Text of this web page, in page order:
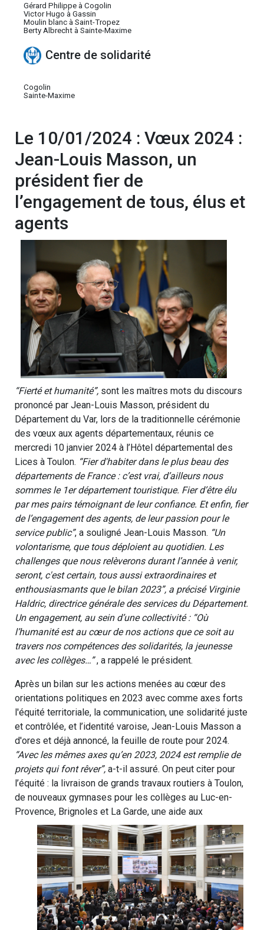
Gérard Philippe à Cogolin
Victor Hugo à Gassin
Moulin blanc à Saint-Tropez
Berty Albrecht à Sainte-Maxime
Centre de solidarité
Cogolin
Sainte-Maxime
Le 10/01/2024 : Vœux 2024 :
Jean-Louis Masson, un
président fier de
l’engagement de tous, élus et
agents
“Fierté et humanité”, sont les maîtres mots du discours
prononcé par Jean-Louis Masson, président du
Département du Var, lors de la traditionnelle cérémonie
des vœux aux agents départementaux, réunis ce
mercredi 10 janvier 2024 à l’Hôtel départemental des
Lices à Toulon. “Fier d'habiter dans le plus beau des
départements de France : c’est vrai, d’ailleurs nous
sommes le 1er département touristique. Fier d’être élu
par mes pairs témoignant de leur confiance. Et enfin, fier
de l’engagement des agents, de leur passion pour le
service public”, a souligné Jean-Louis Masson. “Un
volontarisme, que tous déploient au quotidien. Les
challenges que nous relèverons durant l’année à venir,
seront, c'est certain, tous aussi extraordinaires et
enthousiasmants que le bilan 2023”, a précisé Virginie
Haldric, directrice générale des services du Département.
Un engagement, au sein d’une collectivité : “Où
l’humanité est au cœur de nos actions que ce soit au
travers nos compétences des solidarités, la jeunesse
avec les collèges…”, a rappelé le président.
Après un bilan sur les actions menées au cœur des
orientations politiques en 2023 avec comme axes forts
l'équité territoriale, la communication, une solidarité juste
et contrôlée, et l’identité varoise, Jean-Louis Masson a
d'ores et déjà annoncé, la feuille de route pour 2024.
“Avec les mêmes axes qu’en 2023, 2024 est remplie de
projets qui font rêver”, a-t-il assuré. On peut citer pour
l’équité : la livraison de grands travaux routiers à Toulon,
de nouveaux gymnases pour les collèges au Luc-en-
Provence, Brignoles et La Garde, une aide aux